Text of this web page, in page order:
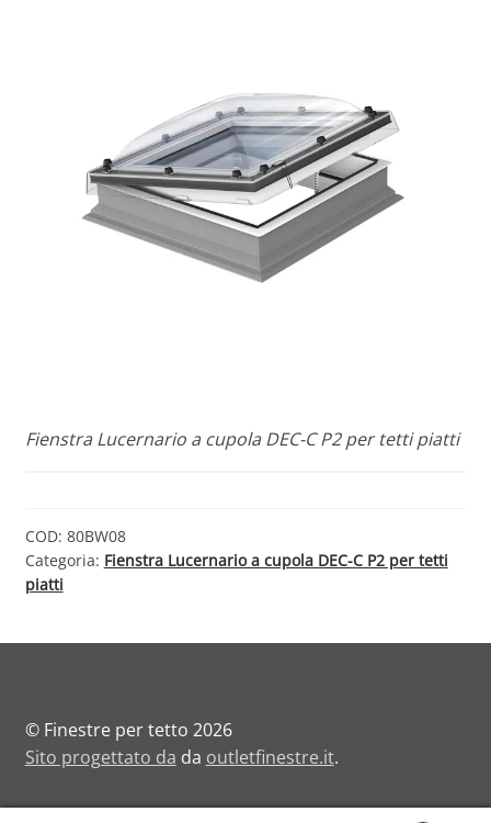
Fienstra Lucernario a cupola DEC-C P2 per tetti piatti
COD: 80BW08
Categoria: Fienstra Lucernario a cupola DEC-C P2 per tetti
piatti
© Finestre per tetto 2026
Sito progettato da da outletfinestre.it.